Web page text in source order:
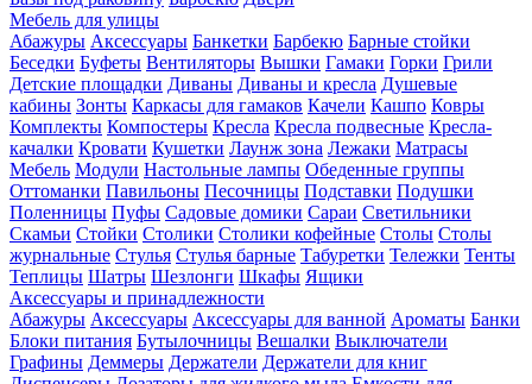
Мебель для улицы
Абажуры Аксессуары Банкетки Барбекю Барные стойки
Беседки Буфеты Вентиляторы Вышки Гамаки Горки Грили
Детские площадки Диваны Диваны и кресла Душевые
кабины Зонты Каркасы для гамаков Качели Кашпо Ковры
Комплекты Компостеры Кресла Кресла подвесные Кресла-
качалки Кровати Кушетки Лаунж зона Лежаки Матрасы
Мебель Модули Настольные лампы Обеденные группы
Оттоманки Павильоны Песочницы Подставки Подушки
Поленницы Пуфы Садовые домики Сараи Светильники
Скамьи Стойки Столики Столики кофейные Столы Столы
журнальные Стулья Стулья барные Табуретки Тележки Тенты
Теплицы Шатры Шезлонги Шкафы Ящики
Аксессуары и принадлежности
Абажуры Аксессуары Аксессуары для ванной Ароматы Банки
Блоки питания Бутылочницы Вешалки Выключатели
Графины Деммеры Держатели Держатели для книг